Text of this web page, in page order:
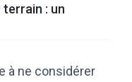
terrain : un
à ne considérer